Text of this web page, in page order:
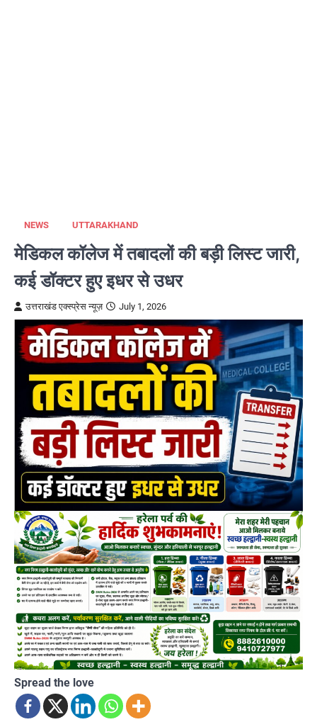
NEWS UTTARAKHAND
मेडिकल कॉलेज में तबादलों की बड़ी लिस्ट जारी,
कई डॉक्टर हुए इधर से उधर
उत्तराखंड एक्स्प्रेस न्यूज़ July 1, 2026
Spread the love